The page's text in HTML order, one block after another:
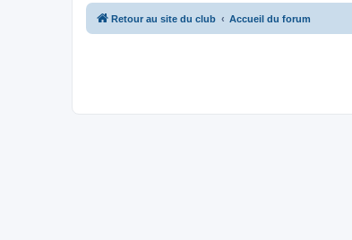
Retour au site du club Accueil du forum